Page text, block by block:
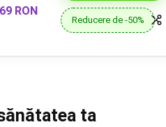
RON
Reducere de -50%
ta